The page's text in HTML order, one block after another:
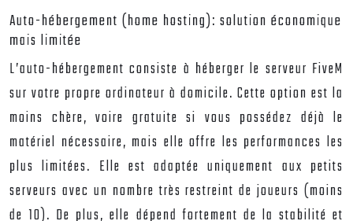
Auto-hébergement (home hosting): solution économique
mais limitée
L’auto-hébergement consiste à héberger le serveur FiveM
sur votre propre ordinateur à domicile. Cette option est la
moins chère, voire gratuite si vous possédez déjà le
matériel nécessaire, mais elle offre les performances les
plus limitées. Elle est adaptée uniquement aux petits
serveurs avec un nombre très restreint de joueurs (moins
de 10). De plus, elle dépend fortement de la stabilité et